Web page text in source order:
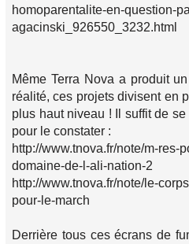
homoparentalite-en-question-
agacinski_926550_3232.html
Même Terra Nova a produit
réalité, ces projets divisent en
plus haut niveau ! Il suffit de
pour le constater :
http://www.tnova.fr/note/m-res-
domaine-de-l-ali-nation-2
http://www.tnova.fr/note/le-
pour-le-march
Derrière tous ces écrans de